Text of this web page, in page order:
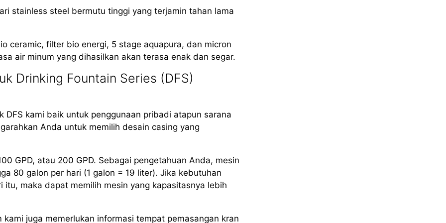
stainless steel bermutu tinggi yang terjamin tahan lama
ceramic, filter bio energi, 5 stage aquapura, dan micron
air minum yang dihasilkan akan terasa enak dan segar.
Drinking Fountain Series (DFS)
kami baik untuk penggunaan pribadi atapun sarana
Anda untuk memilih desain casing yang
GPD, atau 200 GPD. Sebagai pengetahuan Anda, mesin
80 galon per hari (1 galon = 19 liter). Jika kebutuhan
maka dapat memilih mesin yang kapasitasnya lebih
juga memerlukan informasi tempat pemasangan kran